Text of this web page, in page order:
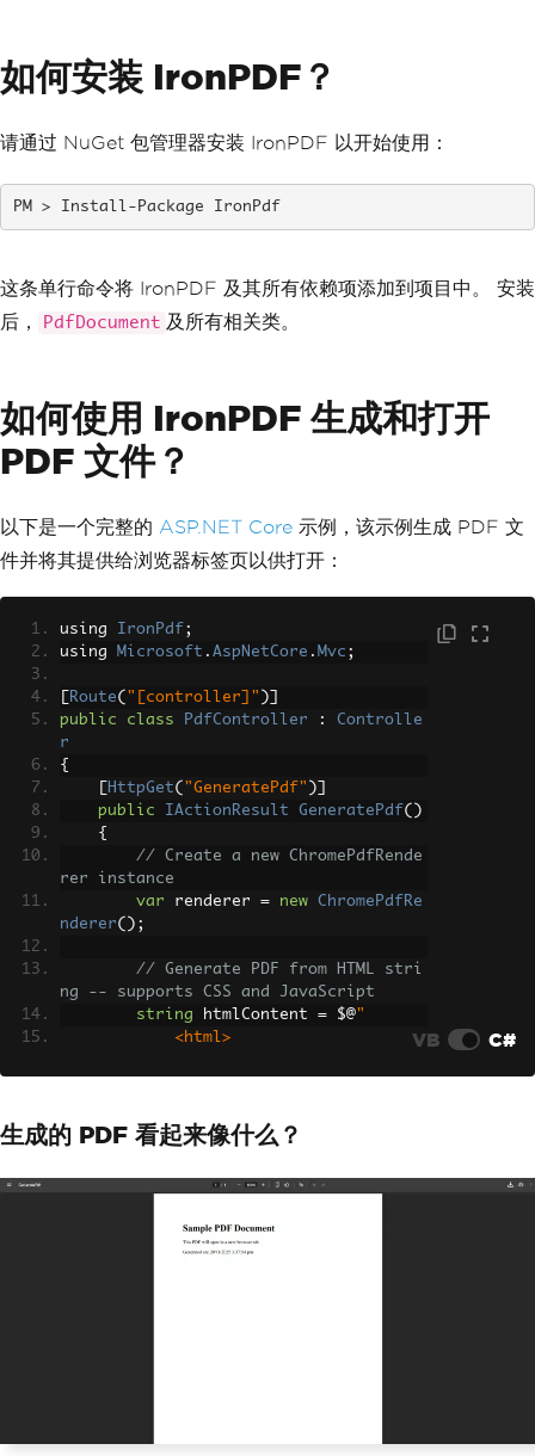
如何安装 IronPDF？
请通过 NuGet 包管理器安装 IronPDF 以开始使用：
Install-Package IronPdf
这条单行命令将 IronPDF 及其所有依赖项添加到项目中。 安装
后，
PdfDocument 及所有相关类。
如何使用 IronPDF 生成和打开
PDF 文件？
以下是一个完整的 ASP.NET Core 示例，该示例生成 PDF 文
件并将其提供给浏览器标签页以供打开：
using IronPdf ;
using Microsoft . AspNetCore . Mvc ;
Route( "[controller]" )]
public
class PdfController :
Controlle
r
{
HttpGet( "GeneratePdf" )]
public
IActionResult GeneratePdf()
{
// Create a new ChromePdfRende
rer instance
var renderer = new
ChromePdfRe
nderer();
// Generate PDF from HTML stri
ng -- supports CSS and JavaScript
string htmlContent = $@"
<html>
<p>
This
in
browser tab .</
.Now}</p>
</html>";
byte
BinaryDa
VB C#
生成的 PDF 看起来像什么？